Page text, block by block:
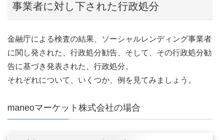
事業者に対し下された行政処分
金融庁による検査の結果、ソーシャルレンディング事業者
に関し発された、行政処分勧告、そして、その行政処分勧
告に基づき発表された、行政処分。
それぞれについて、いくつか、例を見てみましょう。
maneoマーケット株式会社の場合